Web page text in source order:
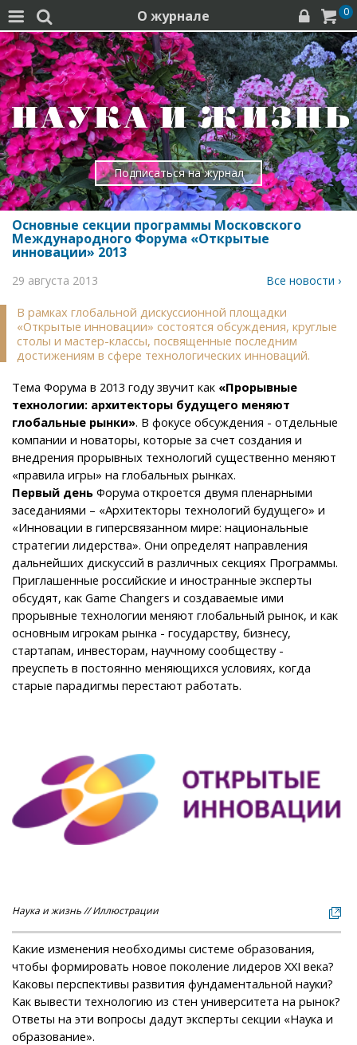
  О журнале   0
Подписаться на журнал
Основные секции программы Московского
Международного Форума «Открытые
инновации» 2013
29 августа 2013 Все новости ›
В рамках глобальной дискуссионной площадки
«Открытые инновации» состоятся обсуждения, круглые
столы и мастер-классы, посвященные последним
достижениям в сфере технологических инноваций.
Тема Форума в 2013 году звучит как «Прорывные
технологии: архитекторы будущего меняют
глобальные рынки». В фокусе обсуждения - отдельные
компании и новаторы, которые за счет создания и
внедрения прорывных технологий существенно меняют
«правила игры» на глобальных рынках.
Первый день Форума откроется двумя пленарными
заседаниями – «Архитекторы технологий будущего» и
«Инновации в гиперсвязанном мире: национальные
стратегии лидерства». Они определят направления
дальнейших дискуссий в различных секциях Программы.
Приглашенные российские и иностранные эксперты
обсудят, как Game Changers и создаваемые ими
прорывные технологии меняют глобальный рынок, и как
основным игрокам рынка - государству, бизнесу,
стартапам, инвесторам, научному сообществу -
преуспеть в постоянно меняющихся условиях, когда
старые парадигмы перестают работать.
Наука и жизнь // Иллюстрации
Какие изменения необходимы системе образования,
чтобы формировать новое поколение лидеров XXI века?
Каковы перспективы развития фундаментальной науки?
Как вывести технологию из стен университета на рынок?
Ответы на эти вопросы дадут эксперты секции «Наука и
образование».